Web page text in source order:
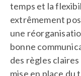
temps et la
extrêmement
une
bonne
des règles
mise en place du